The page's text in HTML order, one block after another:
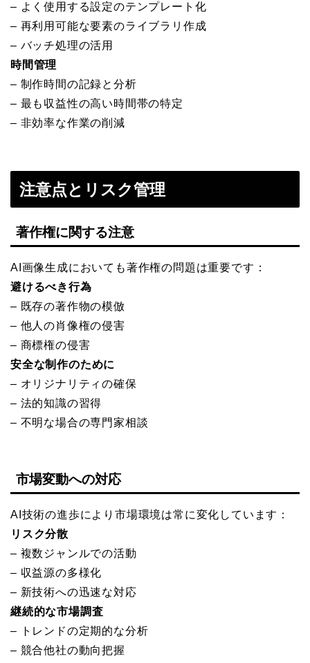
– よく使用する設定のテンプレート化
– 再利用可能な要素のライブラリ作成
– バッチ処理の活用
時間管理
– 制作時間の記録と分析
– 最も収益性の高い時間帯の特定
– 非効率な作業の削減
注意点とリスク管理
著作権に関する注意
AI画像生成においても著作権の問題は重要です：
避けるべき行為
– 既存の著作物の模倣
– 他人の肖像権の侵害
– 商標権の侵害
安全な制作のために
– オリジナリティの確保
– 法的知識の習得
– 不明な場合の専門家相談
市場変動への対応
AI技術の進歩により市場環境は常に変化しています：
リスク分散
– 複数ジャンルでの活動
– 収益源の多様化
– 新技術への迅速な対応
継続的な市場調査
– トレンドの定期的な分析
– 競合他社の動向把握